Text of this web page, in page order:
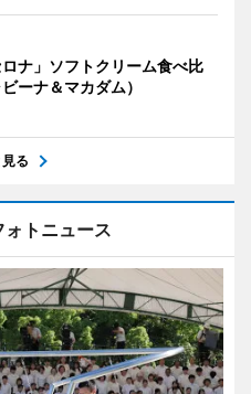
ロナ」ソフトクリーム食べ比
ーナ＆マカダム）
る
ォトニュース